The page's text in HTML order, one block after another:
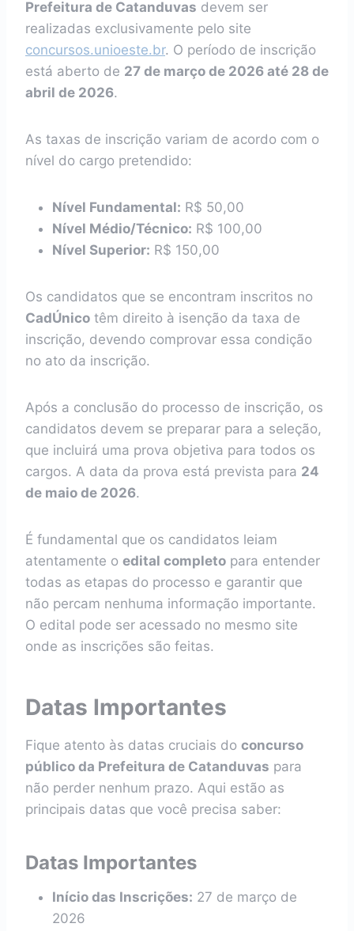
Prefeitura de Catanduvas devem ser
realizadas exclusivamente pelo site
concursos.unioeste.br. O período de inscrição
está aberto de 27 de março de 2026 até 28 de
abril de 2026.
As taxas de inscrição variam de acordo com o
nível do cargo pretendido:
Nível Fundamental: R$ 50,00
Nível Médio/Técnico: R$ 100,00
Nível Superior: R$ 150,00
Os candidatos que se encontram inscritos no
CadÚnico têm direito à isenção da taxa de
inscrição, devendo comprovar essa condição
no ato da inscrição.
Após a conclusão do processo de inscrição, os
candidatos devem se preparar para a seleção,
que incluirá uma prova objetiva para todos os
cargos. A data da prova está prevista para 24
de maio de 2026.
É fundamental que os candidatos leiam
atentamente o edital completo para entender
todas as etapas do processo e garantir que
não percam nenhuma informação importante.
O edital pode ser acessado no mesmo site
onde as inscrições são feitas.
Datas Importantes
Fique atento às datas cruciais do concurso
público da Prefeitura de Catanduvas para
não perder nenhum prazo. Aqui estão as
principais datas que você precisa saber:
Datas Importantes
Início das Inscrições: 27 de março de
2026